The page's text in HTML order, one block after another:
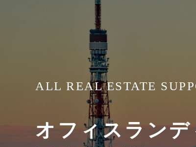
ALL REAL ESTATE
オフィスランデ